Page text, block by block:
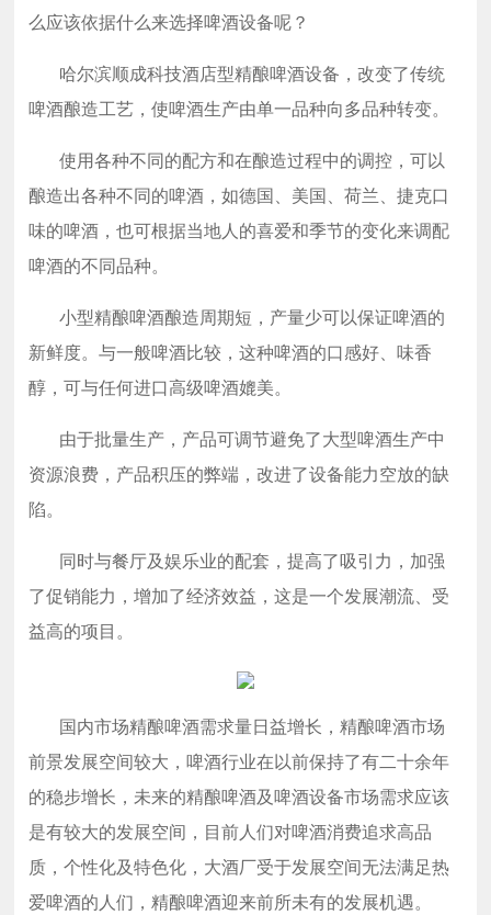
么应该依据什么来选择啤酒设备呢？
哈尔滨顺成科技酒店型精酿啤酒设备，改变了传统
啤酒酿造工艺，使啤酒生产由单一品种向多品种转变。
使用各种不同的配方和在酿造过程中的调控，可以
酿造出各种不同的啤酒，如德国、美国、荷兰、捷克口
味的啤酒，也可根据当地人的喜爱和季节的变化来调配
啤酒的不同品种。
小型精酿啤酒酿造周期短，产量少可以保证啤酒的
新鲜度。与一般啤酒比较，这种啤酒的口感好、味香
醇，可与任何进口高级啤酒媲美。
由于批量生产，产品可调节避免了大型啤酒生产中
资源浪费，产品积压的弊端，改进了设备能力空放的缺
陷。
同时与餐厅及娱乐业的配套，提高了吸引力，加强
了促销能力，增加了经济效益，这是一个发展潮流、受
益高的项目。
国内市场精酿啤酒需求量日益增长，精酿啤酒市场
前景发展空间较大，啤酒行业在以前保持了有二十余年
的稳步增长，未来的精酿啤酒及啤酒设备市场需求应该
是有较大的发展空间，目前人们对啤酒消费追求高品
质，个性化及特色化，大酒厂受于发展空间无法满足热
爱啤酒的人们，精酿啤酒迎来前所未有的发展机遇。